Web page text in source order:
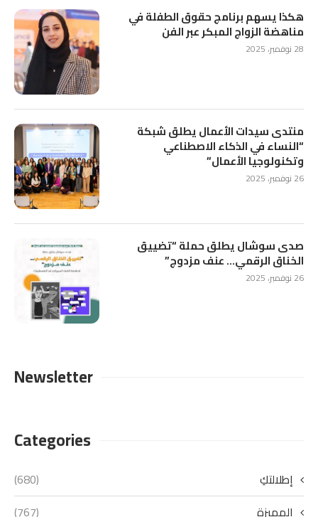
هكذا يسهم برنامج حقوق الطفلة في
مناهضة الزواج المبكر عبر الفن
28 نوفمبر، 2025
منتدى سيدات الأعمال يطلق شبكة
“النساء في الذكاء الاصطناعي
وتكنولوجيا الأعمال”
26 نوفمبر، 2025
صدى سوشال يطلق حملة “تضييق
الخناق الرقمي… عنف مزدوج”
26 نوفمبر، 2025
Newsletter
Categories
إطلالتكِ
(680)
المميزة
(767)